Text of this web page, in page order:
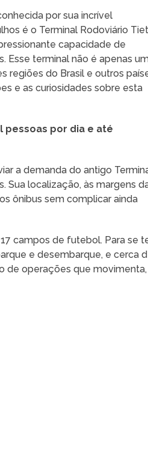
por sua incrível
é o Terminal Rodoviário
capacidade de
Esse terminal não é apenas
regiões do Brasil e outros
e as curiosidades sobre esta
pessoas por dia e até
a demanda do antigo
Sua localização, às margens
ônibus sem complicar ainda
campos de futebol. Para se
e desembarque, e cerca
de operações que movimenta,